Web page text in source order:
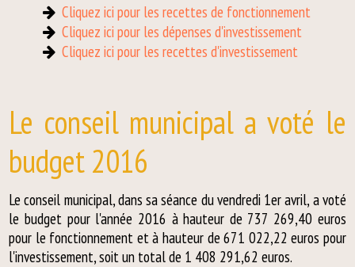
Cliquez ici pour les recettes de fonctionnement
Cliquez ici pour les dépenses d'investissement
Cliquez ici pour les recettes d'investissement
Le conseil municipal a voté le
budget 2016
Le conseil municipal, dans sa séance du vendredi 1er avril, a voté
le budget pour l'année 2016 à hauteur de 737 269,40 euros
pour le fonctionnement et à hauteur de 671 022,22 euros pour
l'investissement, soit un total de 1 408 291,62 euros.